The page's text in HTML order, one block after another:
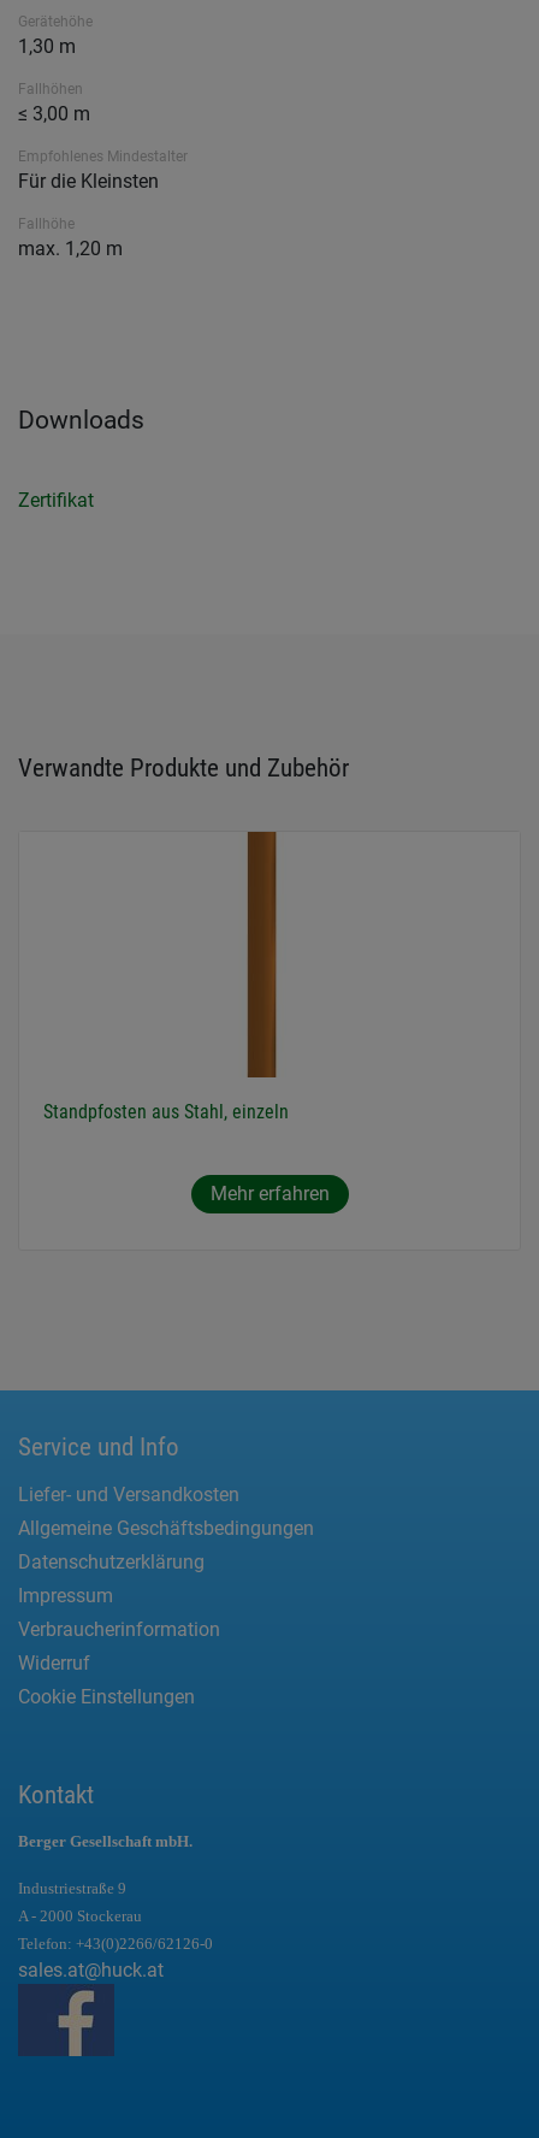
Gerätehöhe
1,30 m
Fallhöhen
≤ 3,00 m
Empfohlenes Mindestalter
Für die Kleinsten
Fallhöhe
max. 1,20 m
Downloads
Zertifikat
Verwandte Produkte und Zubehör
Standpfosten aus Stahl, einzeln
Mehr erfahren
Service und Info
Liefer- und Versandkosten
Allgemeine Geschäftsbedingungen
Datenschutzerklärung
Impressum
Verbraucherinformation
Widerruf
Cookie Einstellungen
Kontakt
Berger Gesellschaft mbH.
Industriestraße 9
A - 2000 Stockerau
Telefon: +43(0)2266/62126-0
sales.at@huck.at